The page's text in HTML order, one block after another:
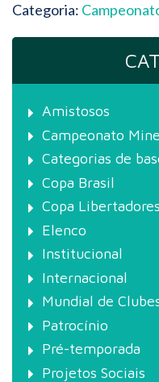
Categoria:
Amistosos
Campeonato
Categorias de
Copa Brasil
Copa
Elenco
Institucional
Internacional
Mundial de
Patrocínio
Pré-temporada
Projetos Sociais